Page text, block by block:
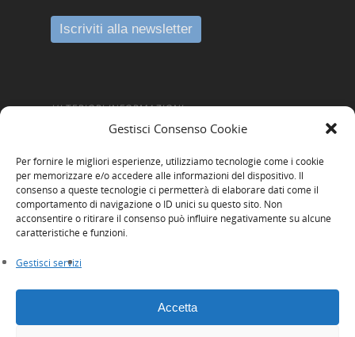
Gestisci Consenso Cookie
Per fornire le migliori esperienze, utilizziamo tecnologie come i cookie
per memorizzare e/o accedere alle informazioni del dispositivo. Il
consenso a queste tecnologie ci permetterà di elaborare dati come il
comportamento di navigazione o ID unici su questo sito. Non
acconsentire o ritirare il consenso può influire negativamente su alcune
caratteristiche e funzioni.
Gestisci servizi
Accetta
ULTERIORI INFORMAZIONI
Informativa Privacy
Cookie Policy
Whistleblowing